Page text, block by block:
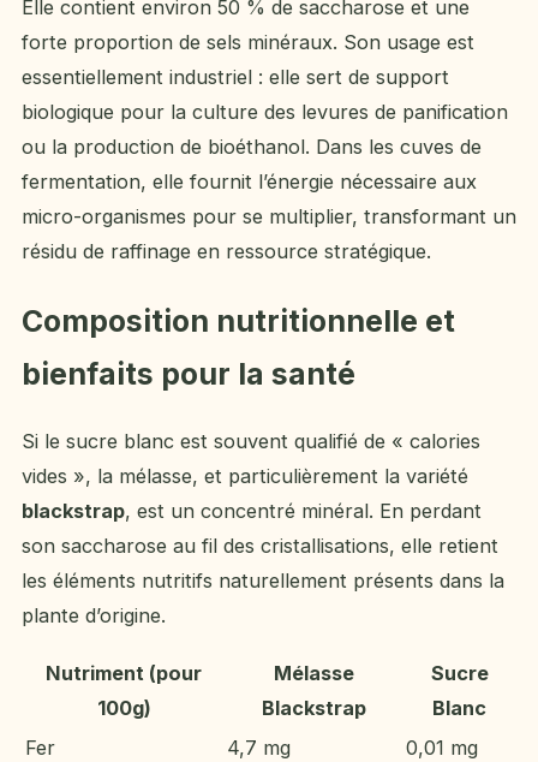
Elle contient environ 50 % de saccharose et une
forte proportion de sels minéraux. Son usage est
essentiellement industriel : elle sert de support
biologique pour la culture des levures de panification
ou la production de bioéthanol. Dans les cuves de
fermentation, elle fournit l’énergie nécessaire aux
micro-organismes pour se multiplier, transformant un
résidu de raffinage en ressource stratégique.
Composition nutritionnelle et
bienfaits pour la santé
Si le sucre blanc est souvent qualifié de « calories
vides », la mélasse, et particulièrement la variété
blackstrap, est un concentré minéral. En perdant
son saccharose au fil des cristallisations, elle retient
les éléments nutritifs naturellement présents dans la
plante d’origine.
Nutriment (pour
100g)
Mélasse
Blackstrap
Sucre
Blanc
Fer
4,7 mg
0,01 mg